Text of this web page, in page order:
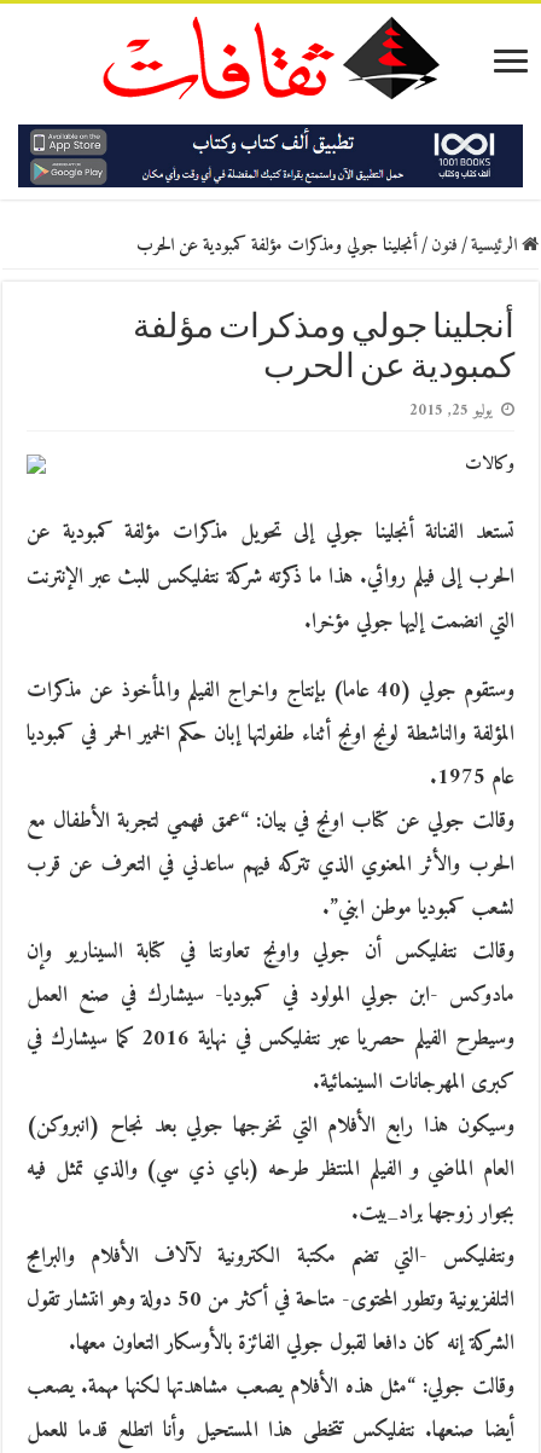
الرئيسية/فنون/أنجلينا جولي ومذكرات مؤلفة كمبودية عن الحرب
أنجلينا جولي ومذكرات مؤلفة
كمبودية عن الحرب
يوليو 25, 2015
وكالات
تستعد الفنانة أنجلينا جولي إلى تحويل مذكرات مؤلفة كمبودية عن
الحرب إلى فيلم روائي. هذا ما ذكرته شركة نتفليكس للبث عبر الإنترنت
التي انضمت إليها جولي مؤخرا.
وستقوم جولي (40 عاما) بإنتاج واخراج الفيلم والمأخوذ عن مذكرات
المؤلفة والناشطة لونج اونج أثناء طفولتها إبان حكم الخمير الحمر في كمبوديا
عام 1975.
وقالت جولي عن كتاب اونج في بيان: “عمق فهمي لتجربة الأطفال مع
الحرب والأثر المعنوي الذي تتركه فيهم ساعدني في التعرف عن قرب
لشعب كمبوديا موطن ابني”.
وقالت نتفليكس أن جولي واونج تعاونتا في كتابة السيناريو وإن
مادوكس -ابن جولي المولود في كمبوديا- سيشارك في صنع العمل
وسيطرح الفيلم حصريا عبر نتفليكس في نهاية 2016 كما سيشارك في
كبرى المهرجانات السينمائية.
وسيكون هذا رابع الأفلام التي تخرجها جولي بعد نجاح (انبروكن)
العام الماضي و الفيلم المنتظر طرحه (باي ذي سي) والذي تمثل فيه
بجوار زوجها براد_بيت.
ونتفليكس -التي تضم مكتبة الكترونية لآلاف الأفلام والبرامج
التلفزيونية وتطور المحتوى- متاحة في أكثر من 50 دولة وهو انتشار تقول
الشركة إنه كان دافعا لقبول جولي الفائزة بالأوسكار التعاون معها.
وقالت جولي: “مثل هذه الأفلام يصعب مشاهدتها لكنها مهمة. يصعب
أيضا صنعها. نتفليكس تتخطى هذا المستحيل وأنا اتطلع قدما للعمل